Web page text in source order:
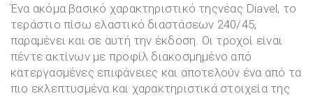
Ένα ακόμα βασικό χαρακτηριστικό τηςνέας Diavel, το
τεράστιο πίσω ελαστικό διαστάσεων 240/45,
παραμένει και σε αυτή την έκδοση. Οι τροχοί είναι
πέντε ακτίνων με προφίλ διακοσμημένο από
κατεργασμένες επιφάνειες και αποτελούν ένα από τα
πιο εκλεπτυσμένα και χαρακτηριστικά στοιχεία της